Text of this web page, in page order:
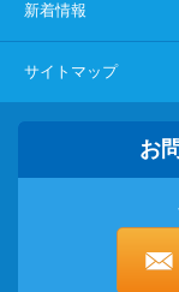
新着情報
サイトマップ
お